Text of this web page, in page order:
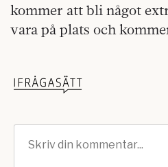
kommer att bli något
vara på plats och